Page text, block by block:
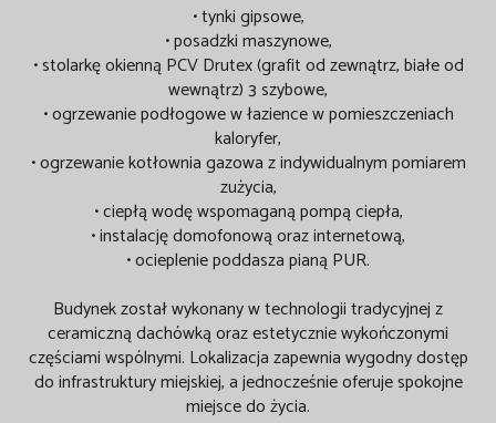
• tynki gipsowe,
• posadzki maszynowe,
• stolarkę okienną PCV Drutex (grafit od zewnątrz, białe od
wewnątrz) 3 szybowe,
• ogrzewanie podłogowe w łazience w pomieszczeniach
kaloryfer,
• ogrzewanie kotłownia gazowa z indywidualnym pomiarem
zużycia,
• ciepłą wodę wspomaganą pompą ciepła,
• instalację domofonową oraz internetową,
• ocieplenie poddasza pianą PUR.
Budynek został wykonany w technologii tradycyjnej z
ceramiczną dachówką oraz estetycznie wykończonymi
częściami wspólnymi. Lokalizacja zapewnia wygodny dostęp
do infrastruktury miejskiej, a jednocześnie oferuje spokojne
miejsce do życia.